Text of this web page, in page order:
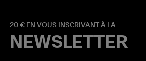
20 € EN VOUS INSCRIVANT À LA
NEWSLETTER